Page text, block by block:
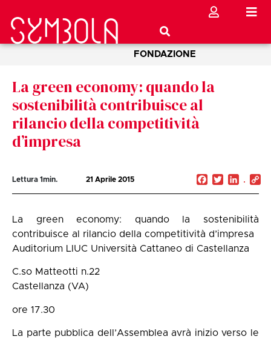
FONDAZIONE
La green economy: quando la
sostenibilità contribuisce al
rilancio della competitività
d’impresa
Lettura 1min. 21 Aprile 2015 Facebook
Twitter
La green economy: quando la sostenibilità
contribuisce al rilancio della competitività d’impresa
Auditorium LIUC Università Cattaneo di Castellanza
C.so Matteotti n.22
Castellanza (VA)
ore 17.30
La parte pubblica dell’Assemblea avrà inizio verso le